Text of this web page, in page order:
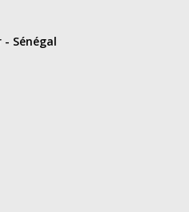
- Sénégal